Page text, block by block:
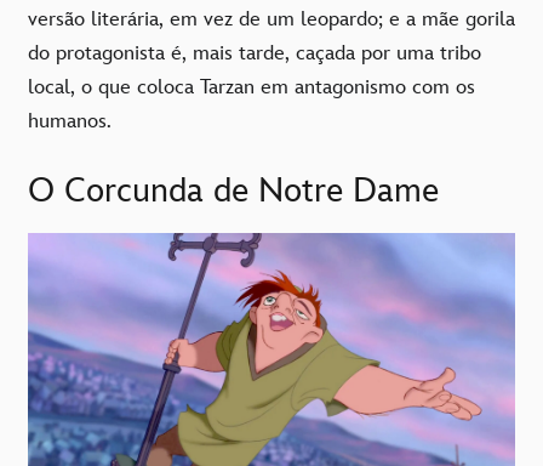
versão literária, em vez de um leopardo; e a mãe gorila
do protagonista é, mais tarde, caçada por uma tribo
local, o que coloca Tarzan em antagonismo com os
humanos.
O Corcunda de Notre Dame